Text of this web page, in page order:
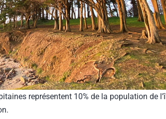
représentent 10% de la population de